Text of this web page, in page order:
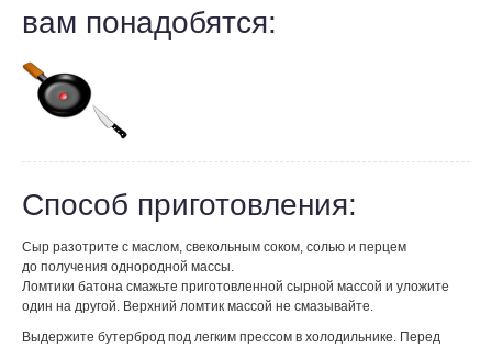
вам понадобятся:
Способ приготовления:
Сыр разотрите с маслом, свекольным соком, солью и перцем
до получения однородной массы.
Ломтики батона смажьте приготовленной сырной массой и уложите
один на другой. Верхний ломтик массой не смазывайте.
Выдержите бутерброд под легким прессом в холодильнике. Перед